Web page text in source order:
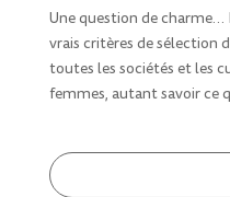
Une question de charme…
vrais critères de sélection
toutes les sociétés et les
femmes, autant savoir ce